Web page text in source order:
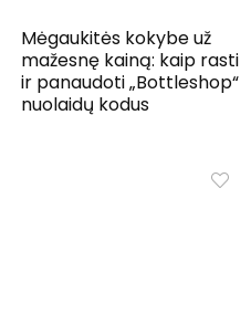
Mėgaukitės kokybe už
mažesnę kainą: kaip rasti
ir panaudoti „Bottleshop“
nuolaidų kodus